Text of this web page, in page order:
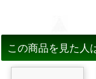
この商品を見た人